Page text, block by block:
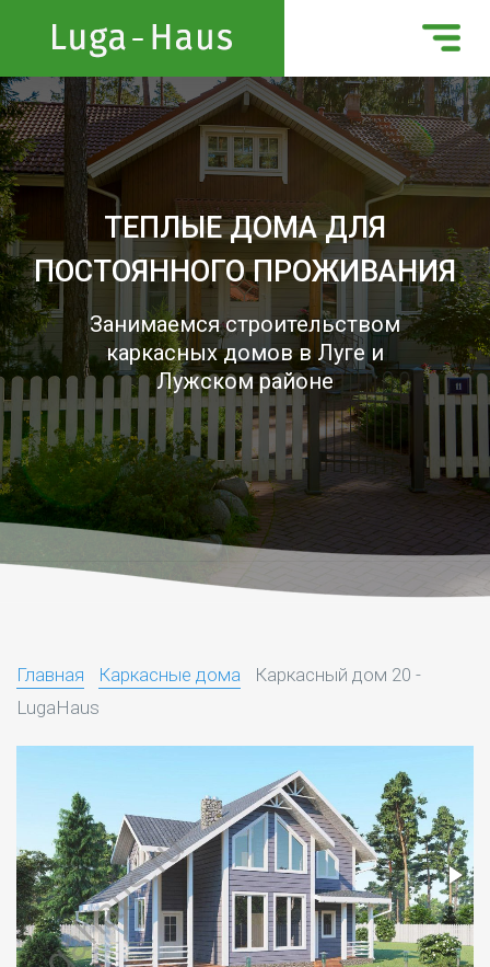
ТЕПЛЫЕ ДОМА ДЛЯ
ПОСТОЯННОГО ПРОЖИВАНИЯ
Занимаемся строительством
каркасных домов в Луге и
Лужском районе
Главная Каркасные дома
Каркасный дом 20 -
LugaHaus